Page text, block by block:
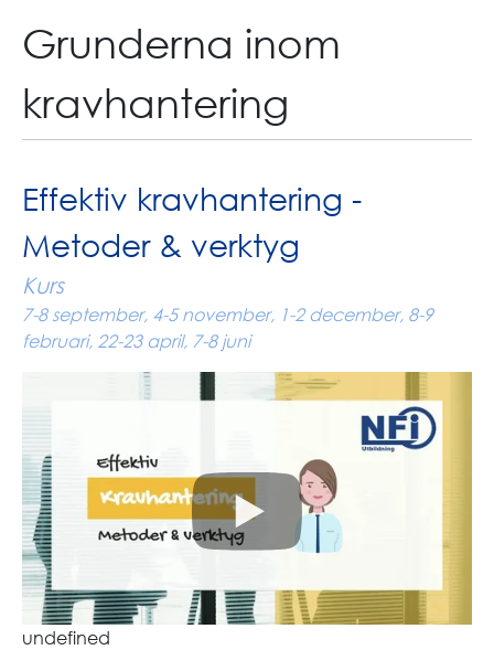
Grunderna inom
kravhantering
Effektiv kravhantering -
Metoder & verktyg
Kurs
7-8 september, 4-5 november, 1-2 december, 8-9
februari, 22-23 april, 7-8 juni
undefined